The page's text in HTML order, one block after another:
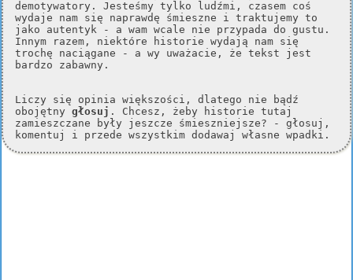
demotywatory. Jesteśmy tylko ludźmi, czasem coś
wydaje nam się naprawdę śmieszne i traktujemy to
jako autentyk - a wam wcale nie przypada do gustu.
Innym razem, niektóre historie wydają nam się
trochę naciągane - a wy uważacie, że tekst jest
bardzo zabawny.
Liczy się opinia większości, dlatego nie bądź
obojętny głosuj . Chcesz, żeby historie tutaj
zamieszczane były jeszcze śmieszniejsze? - głosuj,
komentuj i przede wszystkim dodawaj własne wpadki.